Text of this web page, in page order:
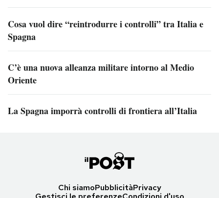
Cosa vuol dire “reintrodurre i controlli” tra Italia e
Spagna
C’è una nuova alleanza militare intorno al Medio
Oriente
La Spagna imporrà controlli di frontiera all’Italia
Chi siamoPubblicitàPrivacy